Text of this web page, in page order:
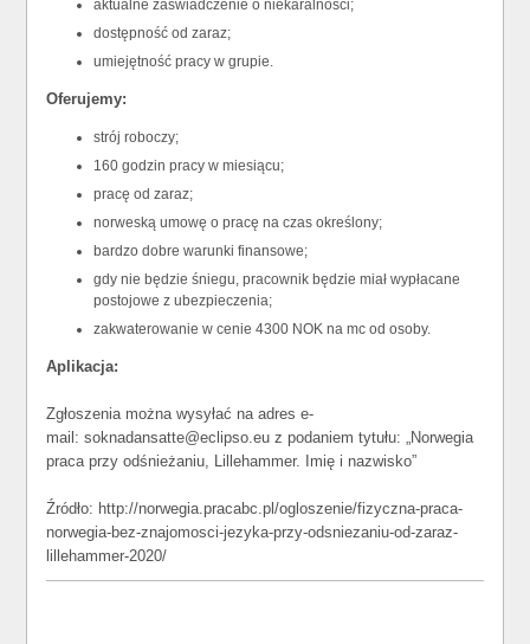
aktualne zaświadczenie o niekaralności;
dostępność od zaraz;
umiejętność pracy w grupie.
Oferujemy:
strój roboczy;
160 godzin pracy w miesiącu;
pracę od zaraz;
norweską umowę o pracę na czas określony;
bardzo dobre warunki finansowe;
gdy nie będzie śniegu, pracownik będzie miał wypłacane
postojowe z ubezpieczenia;
zakwaterowanie w cenie 4300 NOK na mc od osoby.
Aplikacja:
Zgłoszenia można wysyłać na adres e-
mail: soknadansatte@eclipso.eu z podaniem tytułu: „Norwegia
praca przy odśnieżaniu, Lillehammer. Imię i nazwisko”
Źródło: http://norwegia.pracabc.pl/ogloszenie/fizyczna-praca-
norwegia-bez-znajomosci-jezyka-przy-odsniezaniu-od-zaraz-
lillehammer-2020/